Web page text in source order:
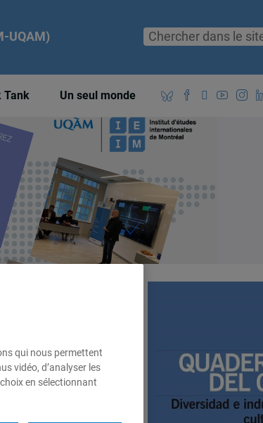
UQAM)
Tank Un seul monde
qui nous permettent
vidéo, d’analyser les
en sélectionnant